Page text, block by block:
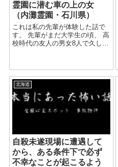
霊園に潜む車の上の女
（内灘霊園・石川県）
これは私の先輩が体験した話で
す。 先輩がまだ大学生の頃、 高
校時代の友人の男女8人で久しぶ
有名な心霊スポットに肝試しに
行きました。 この時車二台で行
き...
北海道
自殺未遂現場に遭遇して
から、ある条件下で必ず
不幸なことが起こるよう